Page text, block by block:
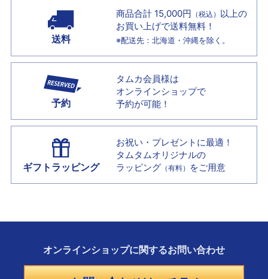
送料
商品合計 15,000円 （税込） 以上の
お買い上げで送料無料！
※配送先：北海道・沖縄を除く。
予約
タムカ会員様は
オンラインショップで
予約が可能！
ギフトラッピング
お祝い・プレゼントに最適！
タムタムオリジナルの
ラッピング （有料） をご用意
オンラインショップに関するお問い合わせ